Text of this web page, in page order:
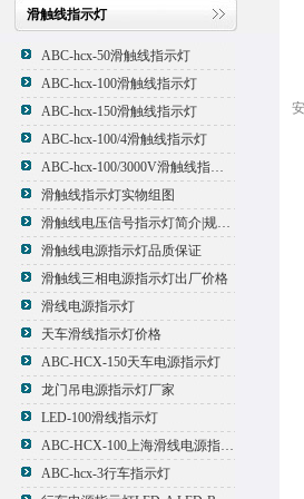
滑触线指示灯
ABC-hcx-50滑触线指示灯
ABC-hcx-100滑触线指示灯
ABC-hcx-150滑触线指示灯
ABC-hcx-100/4滑触线指示灯
ABC-hcx-100/3000V滑触线指示灯
滑触线指示灯实物组图
滑触线电压信号指示灯简介|规格|型号
滑触线电源指示灯品质保证
滑触线三相电源指示灯出厂价格
滑线电源指示灯
天车滑线指示灯价格
ABC-HCX-150天车电源指示灯
龙门吊电源指示灯厂家
LED-100滑线指示灯
ABC-HCX-100上海滑线电源指示灯厂家
ABC-hcx-3行车指示灯